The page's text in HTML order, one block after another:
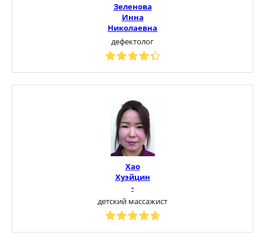
Зеленова
Инна
Николаевна
дефектолог
Хао
Хуэйцин
-
детский массажист